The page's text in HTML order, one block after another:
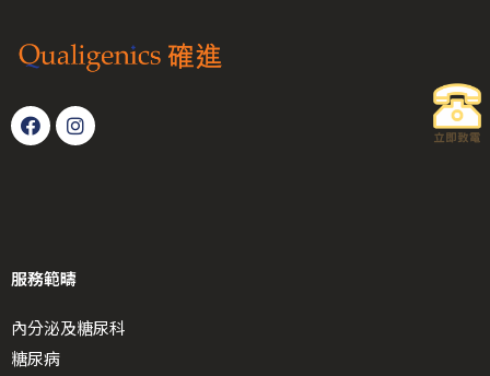
服務範疇
內分泌及糖尿科
糖尿病